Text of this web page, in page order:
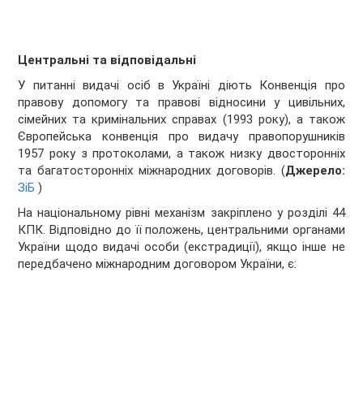
Центральні та відповідальні
У питанні видачі осіб в Україні діють Конвенція про
правову допомогу та правові відносини у цивільних,
сімейних та кримінальних справах (1993 року), а також
Європейська конвенція про видачу правопорушників
1957 року з протоколами, а також низку двосторонніх
та багатосторонніх міжнародних договорів. (Джерело:
ЗіБ )
На національному рівні механізм закріплено у розділі 44
КПК. Відповідно до її положень, центральними органами
України щодо видачі особи (екстрадиції), якщо інше не
передбачено міжнародним договором України, є: